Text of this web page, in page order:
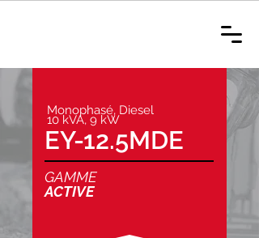
Monophasé, Diesel
10 kVA, 9 kW
EY-12.5MDE
GAMME
ACTIVE